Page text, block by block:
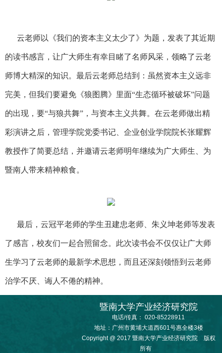
云老师以《我们的资本主义太少了》为题，发表了其近期
的读书感言，让广大师生有幸目睹了名师风采，领略了云老
师博大精深的知识。最后云老师总结到：虽然资本主义远非
完美，但我们要避免《狼图腾》里面“生态循环被破坏”问题
的出现，要“与狼共舞”，与资本主义共舞。在云老师做出精
彩演讲之后，管理学院党委书记、企业创业学院院长张耀辉
教授作了简要总结，并邀请云老师明年继续为广大师生、为
暨南人带来精神粮食。
最后，云冠平老师的学生丑建忠老师、朱义坤老师等发表
了感言，校友们一起合照留念。此次读书会不仅仅让广大师
生学习了云老师的最新学术思想，而且还深刻领悟到云老师
治学不厌、诲人不倦的精神。
暨南大学产业经济研究院
电话/传真： 020-85228911
地址：广州市黄埔大道西601号惠全楼3楼
Copyright @ 2017 暨南大学产业经济研究院 版权
所有